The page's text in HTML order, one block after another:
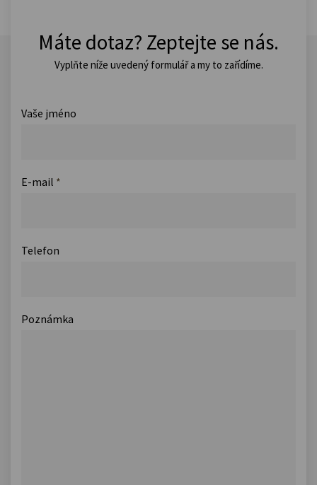
Máte dotaz? Zeptejte se nás.
Vyplňte níže uvedený formulář a my to zařídíme.
Vaše jméno
E-mail *
Telefon
Poznámka